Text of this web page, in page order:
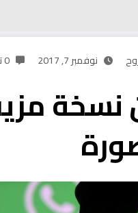
نوفمبر 7, 2017 0 تعليقات
نسخة